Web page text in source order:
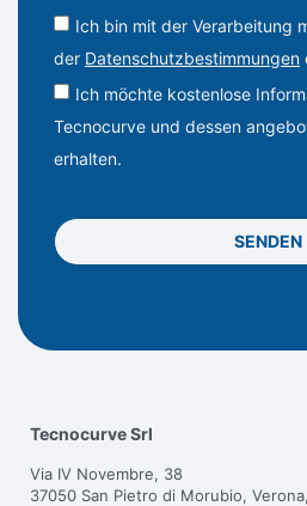
Ich bin mit der Verarbeitung
der Datenschutzbestimmungen
Ich möchte kostenlose
Tecnocurve und dessen
erhalten.
SENDEN
Tecnocurve Srl
Via IV Novembre, 38
37050 San Pietro di Morubio,